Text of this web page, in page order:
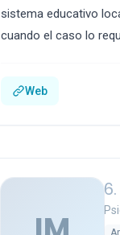
sistema educativo
cuando el caso lo
Web
6.